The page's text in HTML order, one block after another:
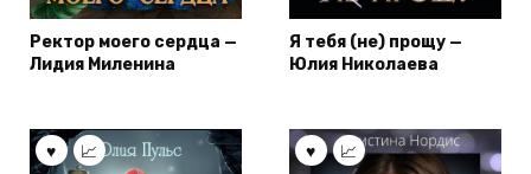
Ректор моего сердца —
Лидия Миленина
Я тебя (не) прощу —
Юлия Николаева